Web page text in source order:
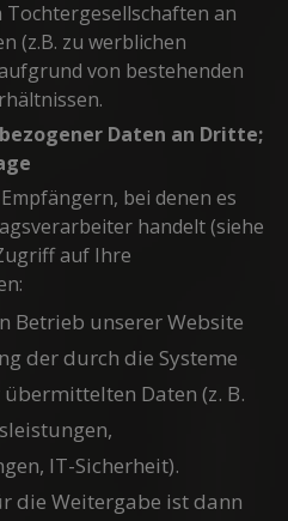
an
(z.B. zu werblichen
von bestehenden
Daten an Dritte;
bei denen es
handelt (siehe
auf Ihre
Betrieb unserer Website
der durch die Systeme
Daten (z. B.
IT-Sicherheit).
die Weitergabe ist dann